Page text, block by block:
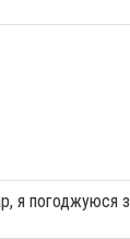
я погоджуюся з